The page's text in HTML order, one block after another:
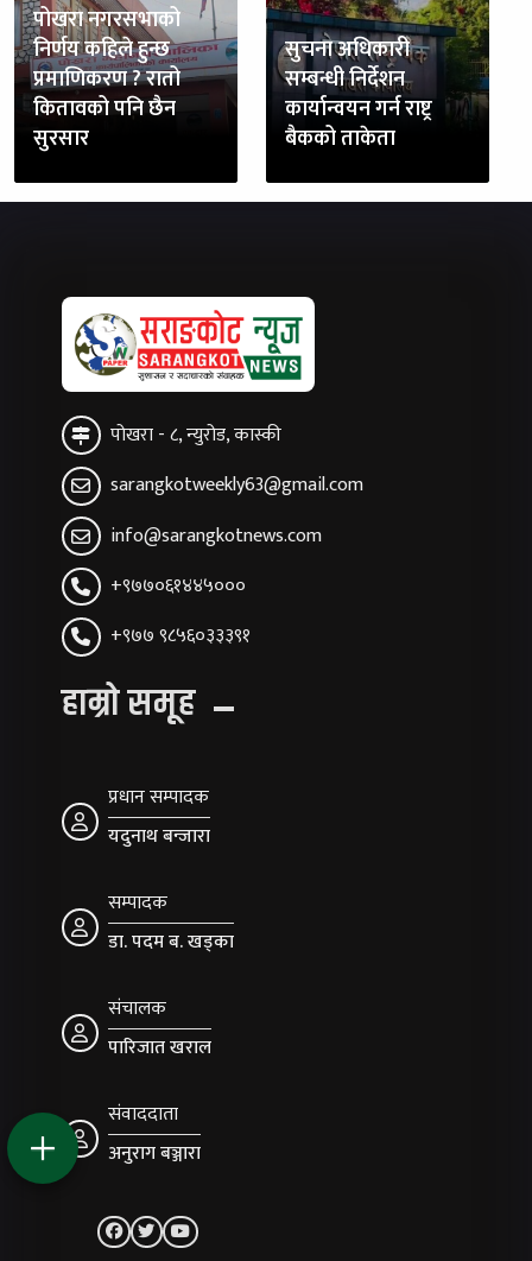
पोखरा नगरसभाको
निर्णय कहिले हुन्छ
प्रमाणिकरण ? रातो
कितावको पनि छैन
सुरसार
सुचना अधिकारी
सम्बन्धी निर्देशन
कार्यान्वयन गर्न राष्ट्र
बैकको ताकेता
पोखरा - ८, न्युरोड, कास्की
sarangkotweekly63@gmail.com
info@sarangkotnews.com
+९७७०६१४४५०००
+९७७ ९८५६०३३३९१
हाम्रो समूह
प्रधान सम्पादक
यदुनाथ बन्जारा
सम्पादक
डा. पदम ब. खड्का
संचालक
पारिजात खराल
संवाददाता
अनुराग बञ्जारा